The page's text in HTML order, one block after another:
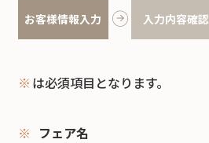
お客様情報入力 入力内容確認
※ は必須項目となります。
フェア名